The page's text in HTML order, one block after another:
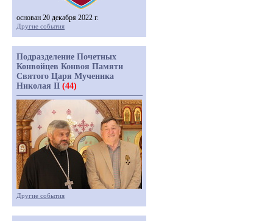
основан 20 декабря 2022 г.
Другие события
Подразделение Почетных
Конвойцев Конвоя Памяти
Святого Царя Мученика
Николая II (44)
Другие события